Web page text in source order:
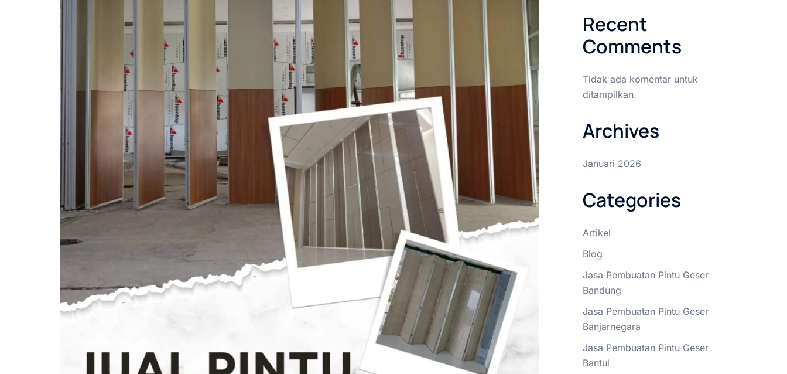
Recent
Comments
Tidak ada komentar untuk
ditampilkan.
Archives
Januari 2026
Categories
Artikel
Blog
Jasa Pembuatan Pintu Geser
Bandung
Jasa Pembuatan Pintu Geser
Banjarnegara
Jasa Pembuatan Pintu Geser
Bantul